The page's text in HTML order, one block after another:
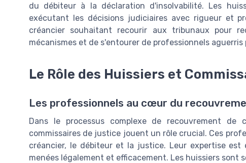
du débiteur à la déclaration d'insolvabilité. Les
exécutant les décisions judiciaires avec rigueur et
créancier souhaitant recourir aux tribunaux pour
mécanismes et de s'entourer de professionnels
Le Rôle des Huissiers et
Les professionnels au cœur du
Dans le processus complexe de recouvrement
commissaires de justice jouent un rôle crucial. Ces
créancier, le débiteur et la justice. Leur expertise
menées légalement et efficacement. Les huissiers